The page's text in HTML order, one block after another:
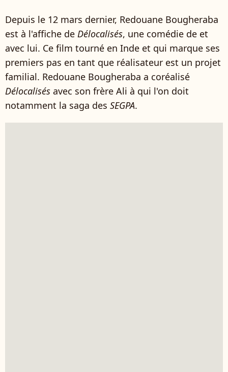
Depuis le 12 mars dernier, Redouane Bougheraba
est à l'affiche de Délocalisés, une comédie de et
avec lui. Ce film tourné en Inde et qui marque ses
premiers pas en tant que réalisateur est un projet
familial. Redouane Bougheraba a coréalisé
Délocalisés avec son frère Ali à qui l'on doit
notamment la saga des SEGPA.